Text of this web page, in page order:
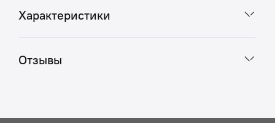
Характеристики
Отзывы